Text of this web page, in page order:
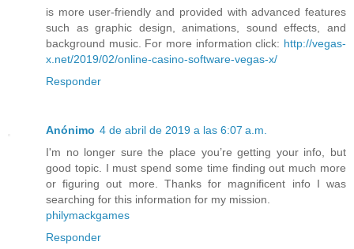
is more user-friendly and provided with advanced features
such as graphic design, animations, sound effects, and
background music. For more information click: http://vegas-
x.net/2019/02/online-casino-software-vegas-x/
Responder
Anónimo 4 de abril de 2019 a las 6:07 a.m.
I'm no longer sure the place you’re getting your info, but
good topic. I must spend some time finding out much more
or figuring out more. Thanks for magnificent info I was
searching for this information for my mission.
philymackgames
Responder